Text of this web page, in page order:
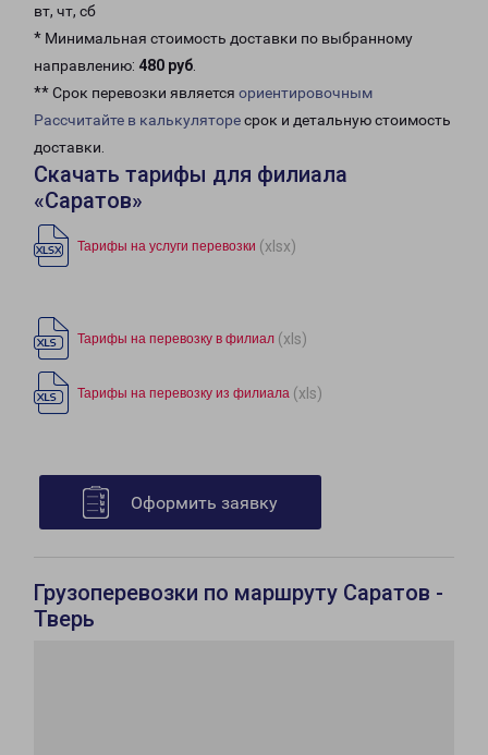
вт, чт, сб
* Минимальная стоимость доставки по выбранному
направлению: 480 руб.
** Срок перевозки является ориентировочным
Рассчитайте в калькуляторесрок и детальную стоимость
доставки.
Скачать тарифы для филиала
«Саратов»
Тарифы на услуги перевозки (xlsx)
Тарифы на перевозку в филиал (xls)
Тарифы на перевозку из филиала (xls)
Оформить заявку
Грузоперевозки по маршруту Саратов -
Тверь